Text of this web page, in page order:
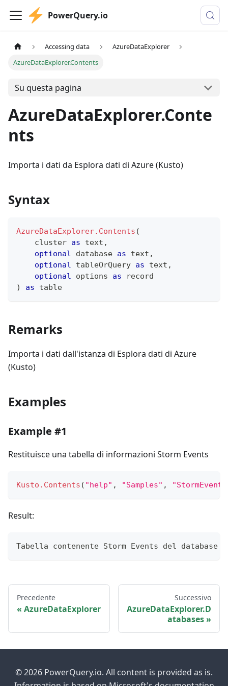
PowerQuery.io
Accessing data
AzureDataExplorer
AzureDataExplorer.Contents
Su questa pagina
AzureDataExplorer.Conte
nts
Importa i dati da Esplora dati di Azure (Kusto)
Syntax
AzureDataExplorer.Contents (
    cluster
as text ,
optional database as text ,
optional tableOrQuery as text ,
optional options as
record
)
as table
Remarks
Importa i dati dall'istanza di Esplora dati di Azure
(Kusto)
Examples
Example #1
Restituisce una tabella di informazioni Storm Events
Kusto.Contents ( "help" , "Samples" ,
Result:
Tabella contenente Storm Events del database
Precedente
AzureDataExplorer
Successivo
AzureDataExplorer.D
atabases
© 2026 PowerQuery.io. All content is provided as is.